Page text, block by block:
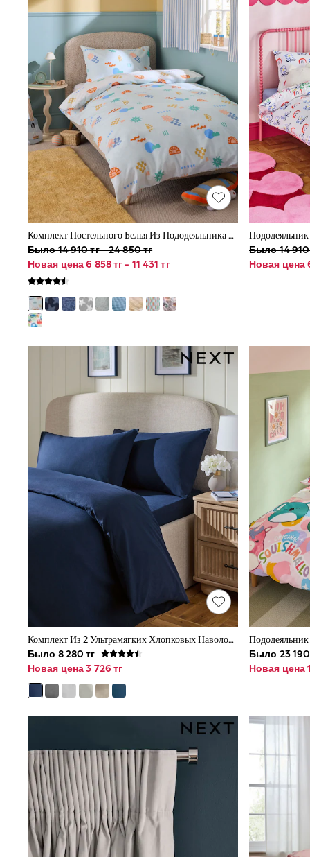
Trousers
Skirts
Shirts
Polo Shirts
Sweatshirts
Cardigans
Coats & Jackets
Underwear
Socks
Multipacks
All Girls Sports & Swimwear
Trainers & Pumps
Swimwear
T-Shirts
Shorts
Joggers
adidas
Black
Blue
White
Grey
Green
Red
Caps
Shop All
Coats & Jackets
Shop All
Shoes
Coats & Jackets
Bags
Shirts
Polo Shirts
All Branded Schoolwear
GIRLS
New In
0-2 Years (50 - 92cm)
3-5 Years (98 - 110cm)
6-8 Years (116 - 134cm)
10-16 Years (140 - 176cm)
Coats & Jackets
Jeans
Jumpsuits & Playsuits
Knitwear
Nightwear & Pyjamas
Loungewear
Occasionwear
Sets & Outfits
Shirts & Blouses
Комплект Постельного Белья Из Пододеяльника И Наволочки С Хлопковым Принтом
Было 14 910 тг - 24 850 тг
Новая цена 6 858 тг - 11 431 тг
Было 14 910
Новая цена
Комплект Из 2 Ультрамягких Хлопковых Наволочек С Начесом
Было 8 280 тг
Новая цена 3 726 тг
Было 23 190
Новая цена